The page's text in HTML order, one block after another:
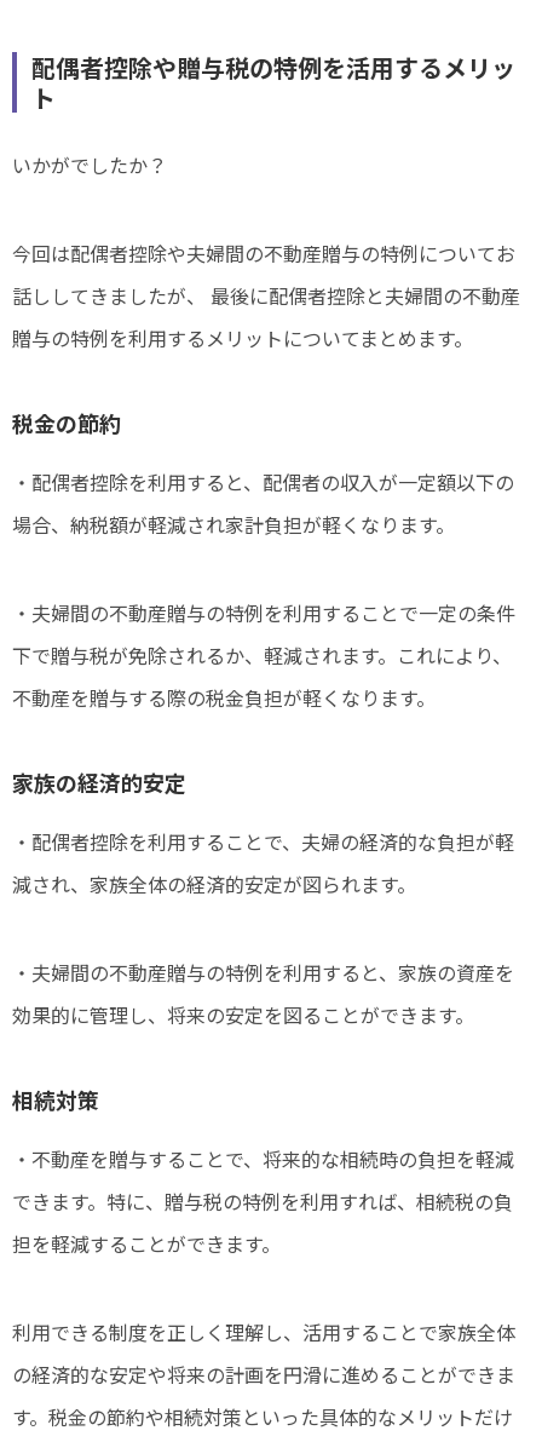
配偶者控除や贈与税の特例を活用するメリッ
ト
いかがでしたか？
今回は配偶者控除や夫婦間の不動産贈与の特例についてお
話ししてきましたが、 最後に配偶者控除と夫婦間の不動産
贈与の特例を利用するメリットについてまとめます。
税金の節約
・配偶者控除を利用すると、配偶者の収入が一定額以下の
場合、納税額が軽減され家計負担が軽くなります。
・夫婦間の不動産贈与の特例を利用することで一定の条件
下で贈与税が免除されるか、軽減されます。これにより、
不動産を贈与する際の税金負担が軽くなります。
家族の経済的安定
・配偶者控除を利用することで、夫婦の経済的な負担が軽
減され、家族全体の経済的安定が図られます。
・夫婦間の不動産贈与の特例を利用すると、家族の資産を
効果的に管理し、将来の安定を図ることができます。
相続対策
・不動産を贈与することで、将来的な相続時の負担を軽減
できます。特に、贈与税の特例を利用すれば、相続税の負
担を軽減することができます。
利用できる制度を正しく理解し、活用することで家族全体
の経済的な安定や将来の計画を円滑に進めることができま
す。税金の節約や相続対策といった具体的なメリットだけ